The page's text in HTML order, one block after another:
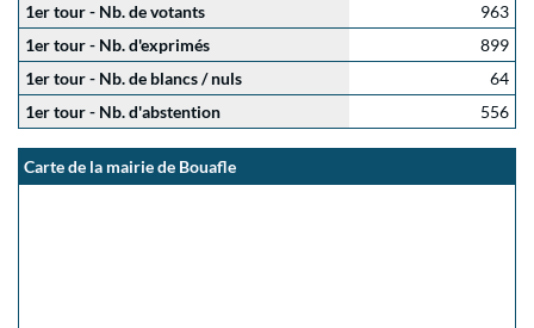
1er tour - Nb. de votants
963
1er tour - Nb. d'exprimés
899
1er tour - Nb. de blancs / nuls
64
1er tour - Nb. d'abstention
556
Carte de la mairie de Bouafle